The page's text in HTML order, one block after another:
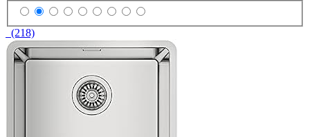
(218)